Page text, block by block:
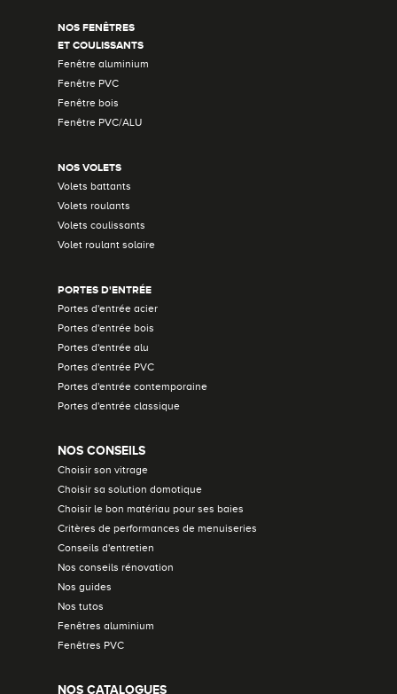
NOS FENÊTRES
ET COULISSANTS
Fenêtre aluminium
Fenêtre PVC
Fenêtre bois
Fenêtre PVC/ALU
NOS VOLETS
Volets battants
Volets roulants
Volets coulissants
Volet roulant solaire
PORTES D'ENTRÉE
Portes d'entrée acier
Portes d'entrée bois
Portes d'entrée alu
Portes d'entrée PVC
Portes d'entrée contemporaine
Portes d'entrée classique
NOS CONSEILS
Choisir son vitrage
Choisir sa solution domotique
Choisir le bon matériau pour ses baies
Critères de performances de menuiseries
Conseils d'entretien
Nos conseils rénovation
Nos guides
Nos tutos
Fenêtres aluminium
Fenêtres PVC
NOS CATALOGUES